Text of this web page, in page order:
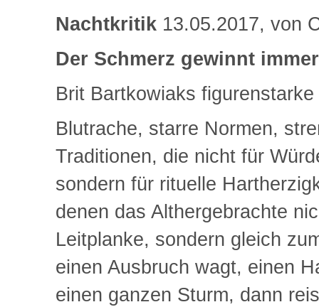
Nachtkritik 13.05.2017, von
Der Schmerz gewinnt immer
Brit Bartkowiaks
Blutrache, starre Normen,
Traditionen, die nicht für
sondern für rituelle
denen das Althergebrachte
Leitplanke, sondern gleich
einen Ausbruch wagt, einen
einen ganzen Sturm, dann